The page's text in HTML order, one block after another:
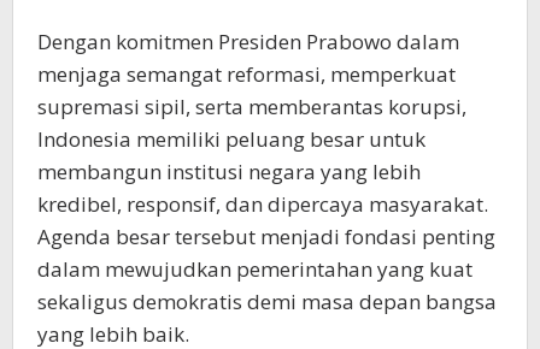
Dengan komitmen Presiden Prabowo dalam
menjaga semangat reformasi, memperkuat
supremasi sipil, serta memberantas korupsi,
Indonesia memiliki peluang besar untuk
membangun institusi negara yang lebih
kredibel, responsif, dan dipercaya masyarakat.
Agenda besar tersebut menjadi fondasi penting
dalam mewujudkan pemerintahan yang kuat
sekaligus demokratis demi masa depan bangsa
yang lebih baik.